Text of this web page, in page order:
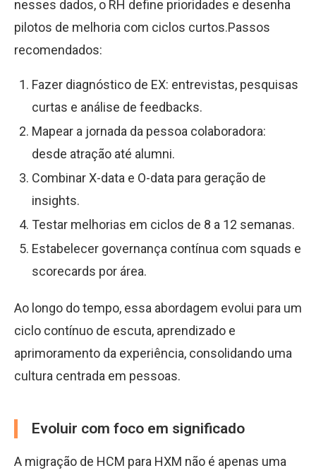
nesses dados, o RH define prioridades e desenha
pilotos de melhoria com ciclos curtos.Passos
recomendados:
Fazer diagnóstico de EX: entrevistas, pesquisas
curtas e análise de feedbacks.
Mapear a jornada da pessoa colaboradora:
desde atração até alumni.
Combinar X-data e O-data para geração de
insights.
Testar melhorias em ciclos de 8 a 12 semanas.
Estabelecer governança contínua com squads e
scorecards por área.
Ao longo do tempo, essa abordagem evolui para um
ciclo contínuo de escuta, aprendizado e
aprimoramento da experiência, consolidando uma
cultura centrada em pessoas.
Evoluir com foco em significado
A migração de HCM para HXM não é apenas uma